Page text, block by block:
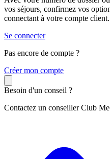
vos séjours, confirmez vos
connectant à votre compte client.
Se connecter
Pas encore de compte ?
Créer mon compte
Besoin d'un conseil ?
Contactez un conseiller Club